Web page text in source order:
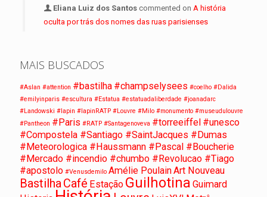
Eliana Luiz dos Santos commented on A história
oculta por trás dos nomes das ruas parisienses
MAIS BUSCADOS
#Aslan #attention #bastilha #champselysees #coelho #Dalida
#emilyinparis #escultura #Estatua #estatuadaliberdade #joanadarc
#Landowski #lapin #lapinRATP #Louvre #Milo #monumento #museudulouvre
#Pantheon #Paris #RATP #Santagenoveva #torreeiffel #unesco
#Compostela #Santiago #SaintJacques #Dumas
#Meteorologica #Haussmann #Pascal #Boucherie
#Mercado #incendio #chumbo #Revolucao #Tiago
#apostolo #Venusdemilo Amélie PoulainArt Nouveau
Bastilha Café Estação Guilhotina Guimard